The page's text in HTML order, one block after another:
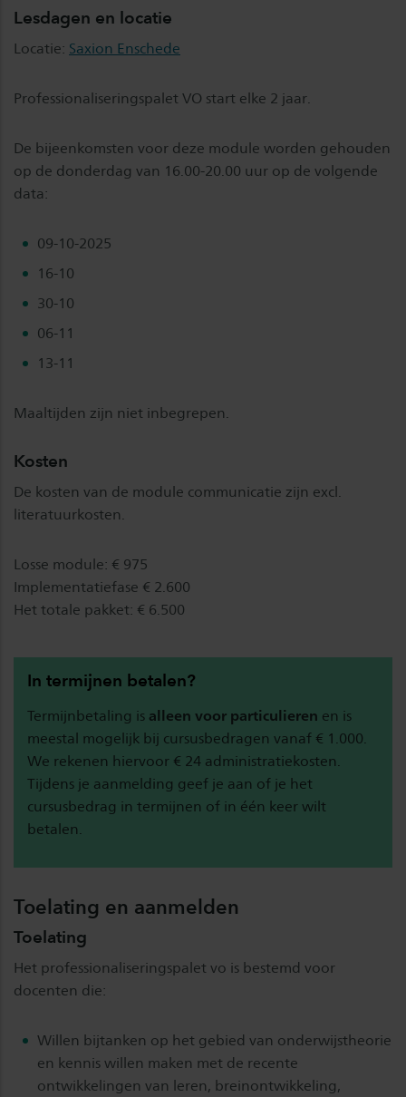
Lesdagen en locatie
Locatie: Saxion Enschede
Professionaliseringspalet VO start elke 2 jaar.
De bijeenkomsten voor deze module worden gehouden
op de donderdag van 16.00-20.00 uur op de volgende
data:
09-10-2025
16-10
30-10
06-11
13-11
Maaltijden zijn niet inbegrepen.
Kosten
De kosten van de module communicatie zijn excl.
literatuurkosten.
Losse module: € 975
Implementatiefase € 2.600
Het totale pakket: € 6.500
In termijnen betalen?
Termijnbetaling is alleen voor particulieren en is
meestal mogelijk bij cursusbedragen vanaf € 1.000.
We rekenen hiervoor € 24 administratiekosten.
Tijdens je aanmelding geef je aan of je het
cursusbedrag in termijnen of in één keer wilt
betalen.
Toelating en aanmelden
Toelating
Het professionaliseringspalet vo is bestemd voor
docenten die:
Willen bijtanken op het gebied van onderwijstheorie
en kennis willen maken met de recente
ontwikkelingen van leren, breinontwikkeling,